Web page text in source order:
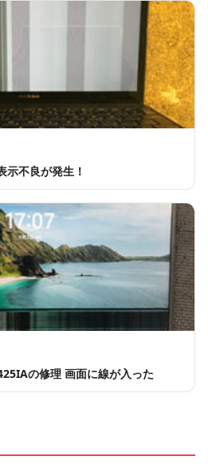
不良が発生！
の修理 画面に線が入った